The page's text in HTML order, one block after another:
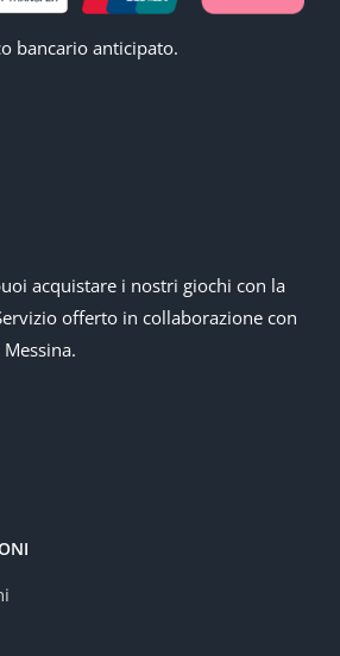
bancario anticipato.
acquistare i nostri giochi con la
offerto in collaborazione con